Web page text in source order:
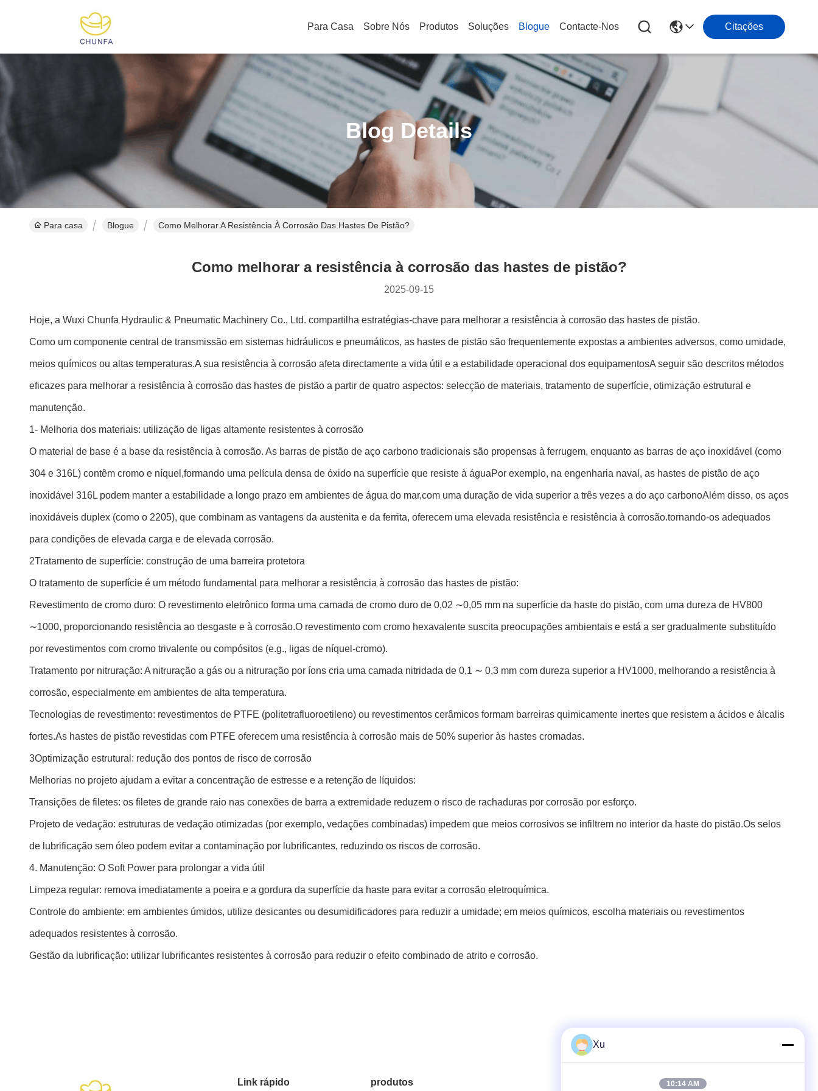
Para Casa Sobre Nós Produtos Soluções Blogue Contacte-Nos Citações
Blog Details
Para casa Blogue Como Melhorar A Resistência À Corrosão Das Hastes De Pistão?
Como melhorar a resistência à corrosão das hastes de pistão?
2025-09-15
Hoje, a Wuxi Chunfa Hydraulic & Pneumatic Machinery Co., Ltd. compartilha estratégias-chave para melhorar a resistência à corrosão das hastes de pistão.
Como um componente central de transmissão em sistemas hidráulicos e pneumáticos, as hastes de pistão são frequentemente expostas a ambientes adversos, como umidade,
meios químicos ou altas temperaturas.A sua resistência à corrosão afeta directamente a vida útil e a estabilidade operacional dos equipamentosA seguir são descritos métodos
eficazes para melhorar a resistência à corrosão das hastes de pistão a partir de quatro aspectos: selecção de materiais, tratamento de superfície, otimização estrutural e
manutenção.
1- Melhoria dos materiais: utilização de ligas altamente resistentes à corrosão
O material de base é a base da resistência à corrosão. As barras de pistão de aço carbono tradicionais são propensas à ferrugem, enquanto as barras de aço inoxidável (como
304 e 316L) contêm cromo e níquel,formando uma película densa de óxido na superfície que resiste à águaPor exemplo, na engenharia naval, as hastes de pistão de aço
inoxidável 316L podem manter a estabilidade a longo prazo em ambientes de água do mar,com uma duração de vida superior a três vezes a do aço carbonoAlém disso, os aços
inoxidáveis duplex (como o 2205), que combinam as vantagens da austenita e da ferrita, oferecem uma elevada resistência e resistência à corrosão.tornando-os adequados
para condições de elevada carga e de elevada corrosão.
2Tratamento de superfície: construção de uma barreira protetora
O tratamento de superfície é um método fundamental para melhorar a resistência à corrosão das hastes de pistão:
Revestimento de cromo duro: O revestimento eletrônico forma uma camada de cromo duro de 0,02 ∼0,05 mm na superfície da haste do pistão, com uma dureza de HV800
∼1000, proporcionando resistência ao desgaste e à corrosão.O revestimento com cromo hexavalente suscita preocupações ambientais e está a ser gradualmente substituído
por revestimentos com cromo trivalente ou compósitos (e.g., ligas de níquel-cromo).
Tratamento por nitruração: A nitruração a gás ou a nitruração por íons cria uma camada nitridada de 0,1 ∼ 0,3 mm com dureza superior a HV1000, melhorando a resistência à
corrosão, especialmente em ambientes de alta temperatura.
Tecnologias de revestimento: revestimentos de PTFE (politetrafluoroetileno) ou revestimentos cerâmicos formam barreiras quimicamente inertes que resistem a ácidos e álcalis
fortes.As hastes de pistão revestidas com PTFE oferecem uma resistência à corrosão mais de 50% superior às hastes cromadas.
3Optimização estrutural: redução dos pontos de risco de corrosão
Melhorias no projeto ajudam a evitar a concentração de estresse e a retenção de líquidos:
Transições de filetes: os filetes de grande raio nas conexões de barra a extremidade reduzem o risco de rachaduras por corrosão por esforço.
Projeto de vedação: estruturas de vedação otimizadas (por exemplo, vedações combinadas) impedem que meios corrosivos se infiltrem no interior da haste do pistão.Os selos
de lubrificação sem óleo podem evitar a contaminação por lubrificantes, reduzindo os riscos de corrosão.
4. Manutenção: O Soft Power para prolongar a vida útil
Limpeza regular: remova imediatamente a poeira e a gordura da superfície da haste para evitar a corrosão eletroquímica.
Controle do ambiente: em ambientes úmidos, utilize desicantes ou desumidificadores para reduzir a umidade; em meios químicos, escolha materiais ou revestimentos
adequados resistentes à corrosão.
Gestão da lubrificação: utilizar lubrificantes resistentes à corrosão para reduzir o efeito combinado de atrito e corrosão.
Link rápido produtos Contato Rápido
Xu
10:14 AM